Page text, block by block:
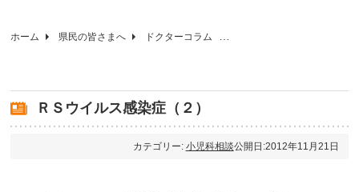
ホーム 県民の皆さまへ ドクターコラム
ＲＳウイルス感染症（２）
カテゴリー: 小児科相談公開日:2012年11月21日